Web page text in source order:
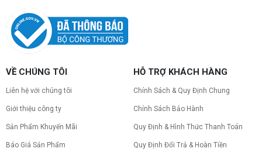
VỀ CHÚNG TÔI
Liên hệ với chúng tôi
Giới thiệu công ty
Sản Phẩm Khuyến Mãi
Báo Giá Sản Phẩm
HỖ TRỢ KHÁCH HÀNG
Chính Sách & Quy Định Chung
Chính Sách Bảo Hành
Quy Định & Hình Thức Thanh Toán
Quy Định Đổi Trả & Hoàn Tiền